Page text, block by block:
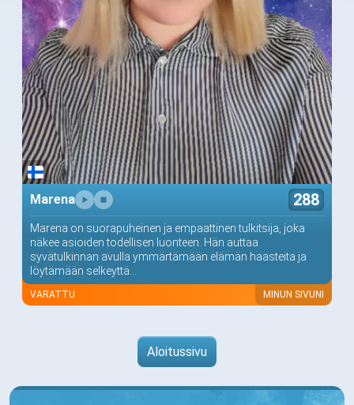
Marena 288
Marena on suorapuheinen ja empaattinen tulkitsija, joka
näkee asioiden todellisen luonteen. Hän auttaa
syvätulkinnan avulla ymmärtämään elämän haasteita ja
löytämään selkeyttä...
VARATTU MINUN SIVUNI
Aloitussivu